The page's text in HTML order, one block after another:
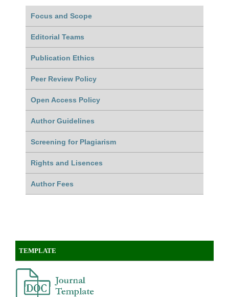
Focus and Scope
Editorial Teams
Publication Ethics
Peer Review Policy
Open Access Policy
Author Guidelines
Screening for Plagiarism
Rights and Lisences
Author Fees
TEMPLATE